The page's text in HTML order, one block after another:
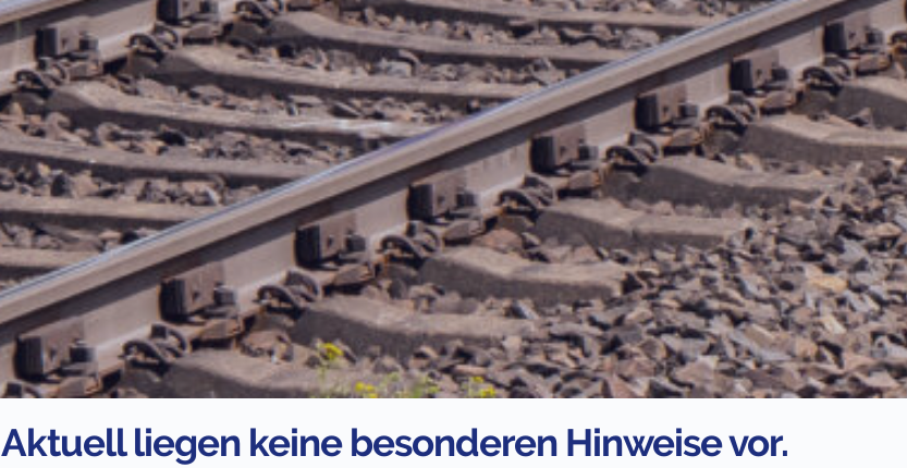
Aktuell liegen keine besonderen Hinweise vor.